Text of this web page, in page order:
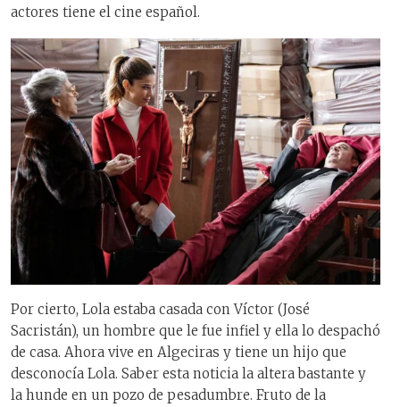
actores tiene el cine español.
Por cierto, Lola estaba casada con Víctor (José
Sacristán), un hombre que le fue infiel y ella lo despachó
de casa. Ahora vive en Algeciras y tiene un hijo que
desconocía Lola. Saber esta noticia la altera bastante y
la hunde en un pozo de pesadumbre. Fruto de la